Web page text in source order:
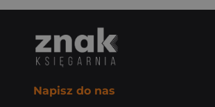
Napisz do nas